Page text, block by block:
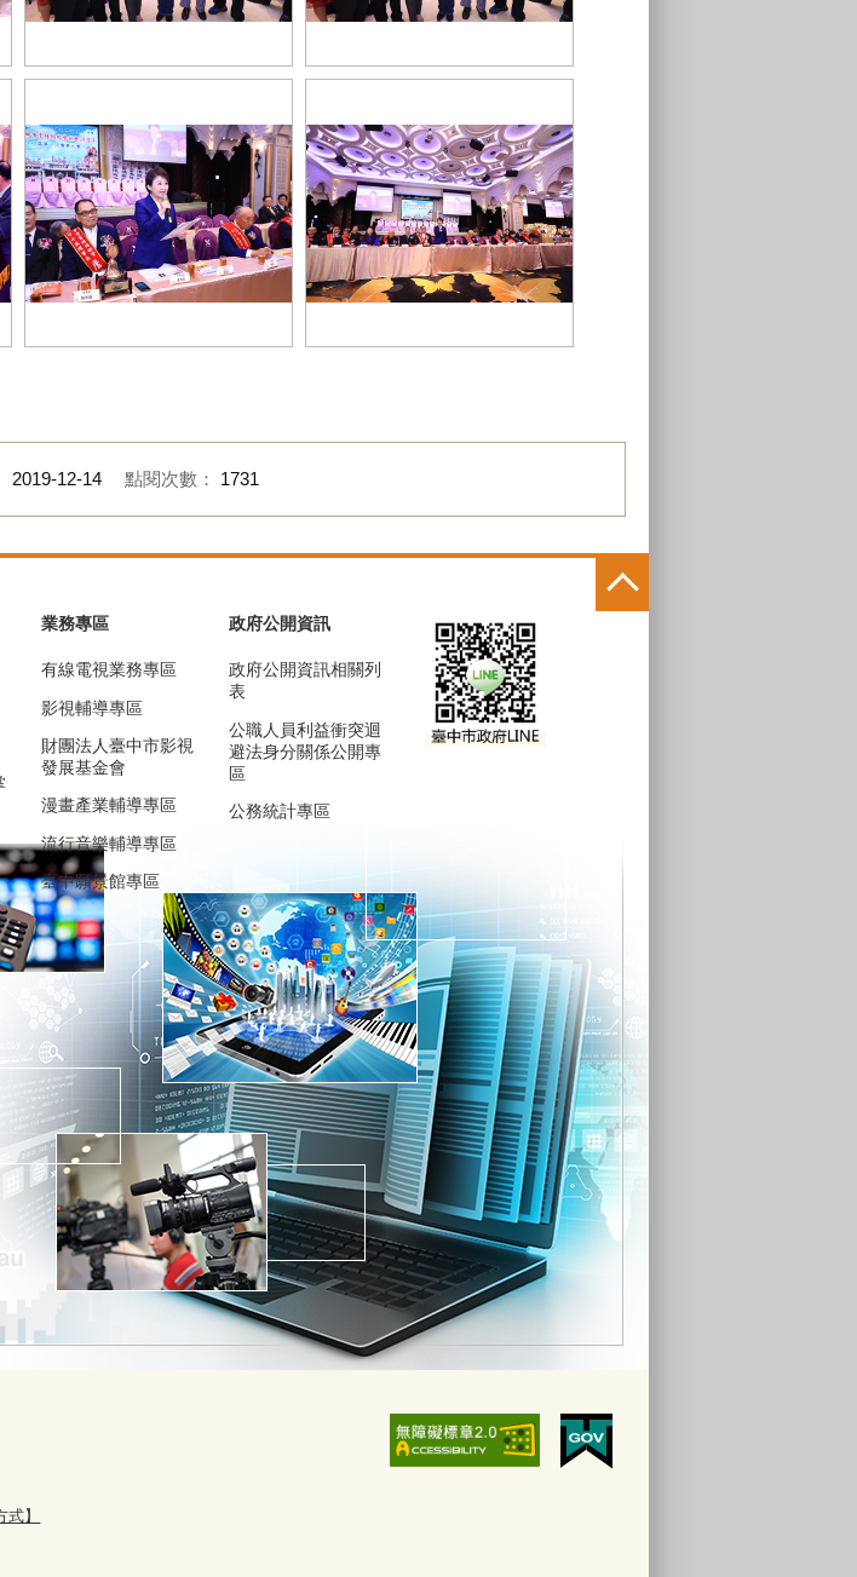
TSAI8463 1TSAI8464當
2019-12-14 點閱次數： 1731
業務專區
有線電視業務專區
影視輔導專區
財團法人臺中市影視
發展基金會
漫畫產業輔導專區
流行音樂輔導專區
臺中願景館專區
政府公開資訊
政府公開資訊相關列
表
公職人員利益衝突迴
避法身分關係公開專
區
公務統計專區
式】